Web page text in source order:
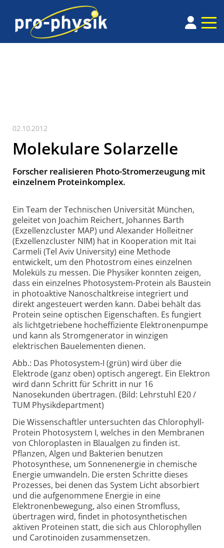
02.10.2012
Molekulare Solarzelle
Forscher realisieren Photo-Stromerzeugung mit
einzelnem Proteinkomplex.
Ein Team der Technischen Universität München,
geleitet von Joachim Reichert, Johannes Barth
(Exzellenzcluster MAP) und Alexander Holleitner
(Exzellenzcluster NIM) hat in Kooperation mit Itai
Carmeli (Tel Aviv University) eine Methode
entwickelt, um den Photostrom eines einzelnen
Moleküls zu messen. Die Physiker konnten zeigen,
dass ein einzelnes Photosystem-Protein als Baustein
in photoaktive Nanoschaltkreise integriert und
direkt angesteuert werden kann. Dabei behält das
Protein seine optischen Eigenschaften. Es fungiert
als lichtgetriebene hocheffiziente Elektronenpumpe
und kann als Stromgenerator in winzigen
elektrischen Bauelementen dienen.
Abb.: Das Photosystem-I (grün) wird über die
Elektrode (ganz oben) optisch angeregt. Ein Elektron
wird dann Schritt für Schritt in nur 16
Nanosekunden übertragen. (Bild: Lehrstuhl E20 /
TUM Physikdepartment)
Die Wissenschaftler untersuchten das Chlorophyll-
Protein Photosystem I, welches in den Membranen
von Chloroplasten in Blaualgen zu finden ist.
Pflanzen, Algen und Bakterien benutzen
Photosynthese, um Sonnenenergie in chemische
Energie umwandeln. Die ersten Schritte dieses
Prozesses, bei denen das System Licht absorbiert
und die aufgenommene Energie in eine
Elektronenbewegung, also einen Stromfluss,
übertragen wird, findet in photosynthetischen
aktiven Proteinen statt, die sich aus Chlorophyllen
und Carotinoiden zusammensetzen.